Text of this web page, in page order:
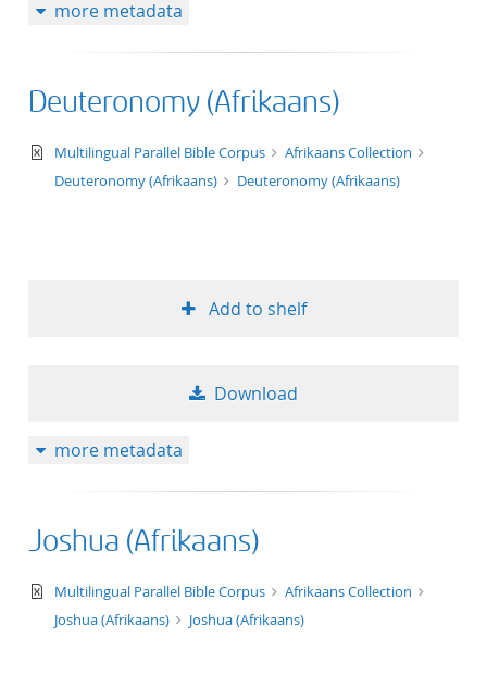
more metadata
Deuteronomy (Afrikaans)
text/xml
Multilingual Parallel Bible Corpus
Afrikaans Collection
Deuteronomy (Afrikaans)
Deuteronomy (Afrikaans)
Add to shelf
Download
more metadata
Joshua (Afrikaans)
text/xml
Multilingual Parallel Bible Corpus
Afrikaans Collection
Joshua (Afrikaans)
Joshua (Afrikaans)